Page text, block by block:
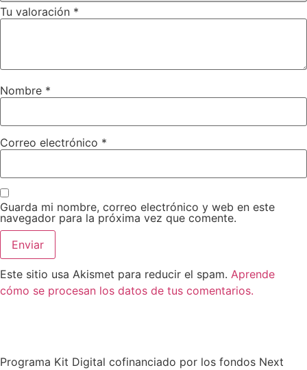
Tu valoración *
Nombre *
Correo electrónico *
Guarda mi nombre, correo electrónico y web en este
navegador para la próxima vez que comente.
Este sitio usa Akismet para reducir el spam. Aprende
cómo se procesan los datos de tus comentarios.
Programa Kit Digital cofinanciado por los fondos Next